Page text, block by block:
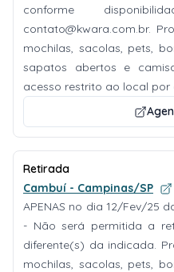
conforme
contato@kwara.com.br.
mochilas, sacolas, pets,
sapatos abertos e
acesso restrito ao local por
Retirada
Cambuí - Campinas/SP
APENAS no dia 12/Fev/25
- Não será permitida a
diferente(s) da indicada.
mochilas, sacolas, pets,